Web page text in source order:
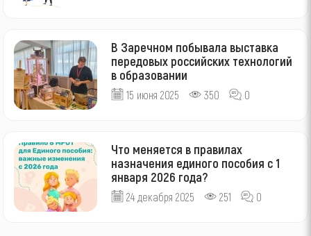
В Заречном побывала выставка
передовых российских технологий
в образовании
15 июня 2025 350 0
Что меняется в правилах
назначения единого пособия с 1
января 2026 года?
24 декабря 2025 251 0